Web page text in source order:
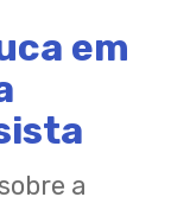
em
a